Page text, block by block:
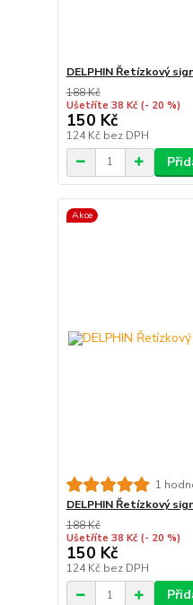
DELPHIN Řetízkový
188 Kč
Ušetříte 38 Kč (- 20 %)
150 Kč
124 Kč bez DPH
Akce
1
DELPHIN Řetízkový
188 Kč
Ušetříte 38 Kč (- 20 %)
150 Kč
124 Kč bez DPH